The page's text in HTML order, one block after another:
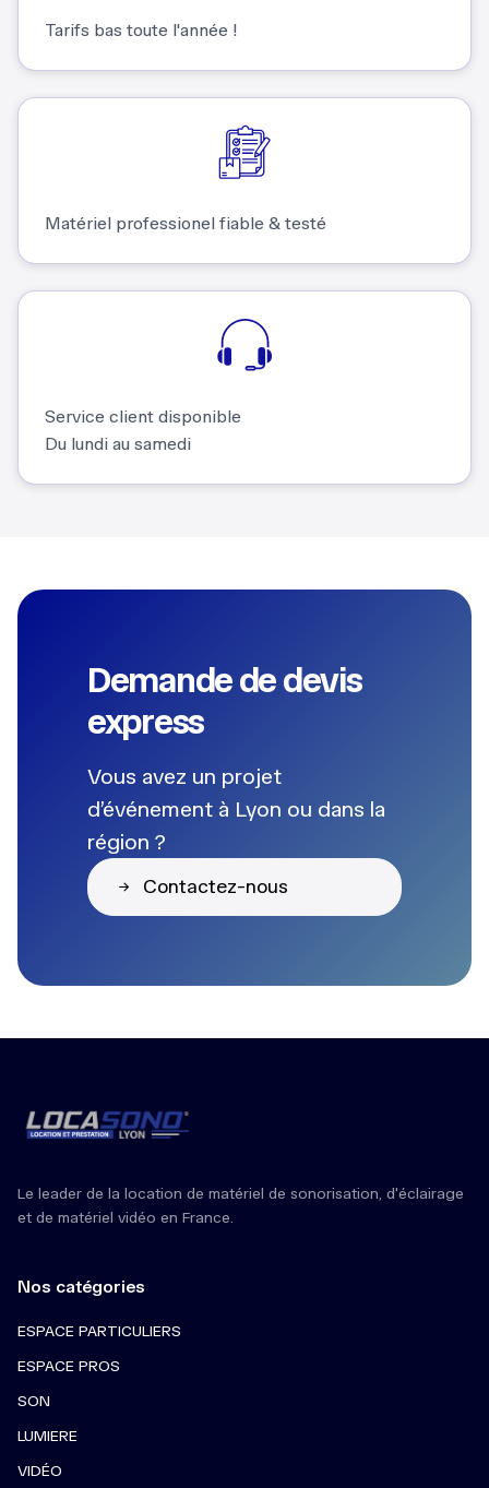
Tarifs bas toute l'année !
Matériel professionel fiable & testé
Service client disponible
Du lundi au samedi
Demande de devis
express
Vous avez un projet
d’événement à Lyon ou dans la
région ?
Contactez-nous
Le leader de la location de matériel de sonorisation, d'éclairage
et de matériel vidéo en France.
Nos catégories
ESPACE PARTICULIERS
ESPACE PROS
SON
LUMIERE
VIDÉO